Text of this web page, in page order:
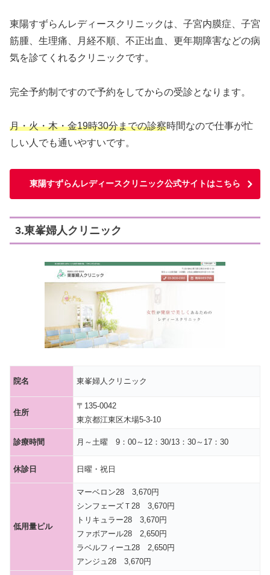
東陽すずらんレディースクリニックは、子宮内膜症、子宮
筋腫、生理痛、月経不順、不正出血、更年期障害などの病
気を診てくれるクリニックです。
完全予約制ですので予約をしてからの受診となります。
月・火・木・金19時30分までの診察時間なので仕事が忙
しい人でも通いやすいです。
東陽すずらんレディースクリニック公式サイトはこちら
3.東峯婦人クリニック
院名 東峯婦人クリニック
住所
〒135-0042
東京都江東区木場5-3-10
診療時間 月～土曜 9：00～12：30/13：30～17：30
休診日 日曜・祝日
低用量ピル
マーベロン28 3,670円
シンフェーズＴ28 3,670円
トリキュラー28 3,670円
ファボアール28 2,650円
ラベルフィーユ28 2,650円
アンジュ28 3,670円